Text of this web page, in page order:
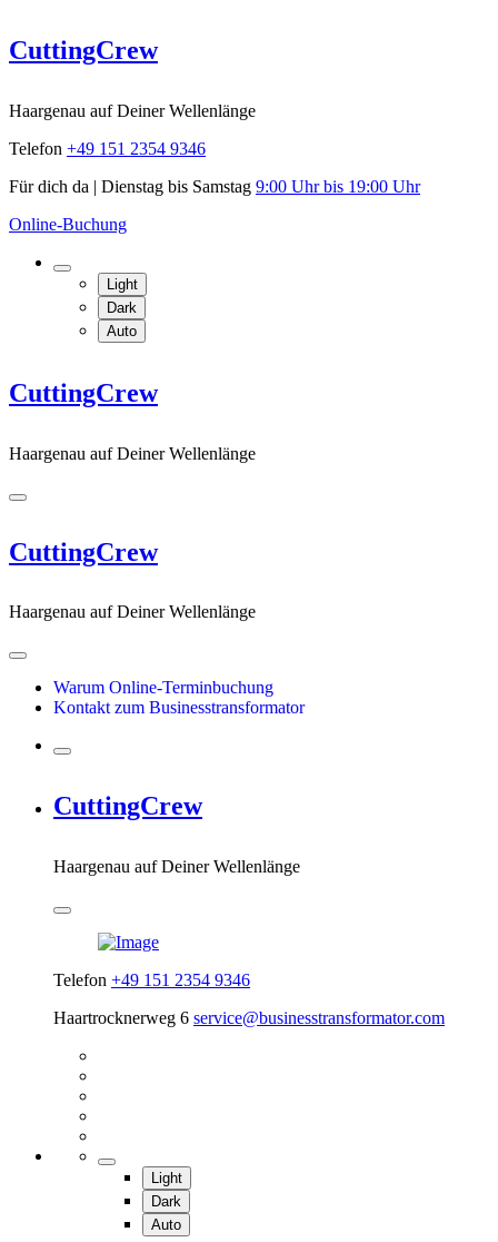
Skip
to
CuttingCrew
Haargenau auf Deiner Wellenlänge
Telefon +49 151 2354 9346
Für dich da | Dienstag bis Samstag 9:00 Uhr bis 19:00 Uhr
Online-Buchung
Light
Dark
Auto
CuttingCrew
Haargenau auf Deiner Wellenlänge
CuttingCrew
Haargenau auf Deiner Wellenlänge
Warum Online-Terminbuchung
Kontakt zum Businesstransformator
CuttingCrew
Haargenau auf Deiner Wellenlänge
Telefon +49 151 2354 9346
Haartrocknerweg 6 service@businesstransformator.com
Light
Dark
Auto